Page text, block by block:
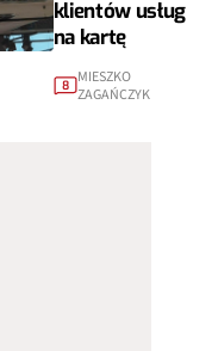
klientów usług
na kartę
8 MIESZKO
ZAGAŃCZYK